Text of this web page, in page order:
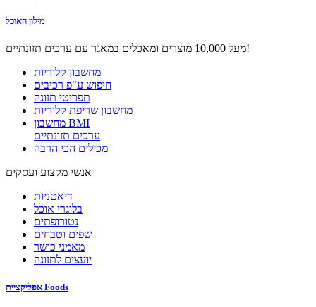
מילון האוכל
מעל 10,000 מוצרים ומאכלים במאגר עם ערכים תזונתיים!
מחשבון קלוריות
חיפוש ע"פ רכיבים
תפריטי תזונה
מחשבון שריפת קלוריות
מחשבון BMI
ערכים תזונתיים
מכילים הכי הרבה
אנשי מקצוע ועסקים
דיאטניות
בלוגרי אוכל
נטורופתים
שפים וטבחים
מאמני כושר
יועצים לתזונה
אפליקציית Foods